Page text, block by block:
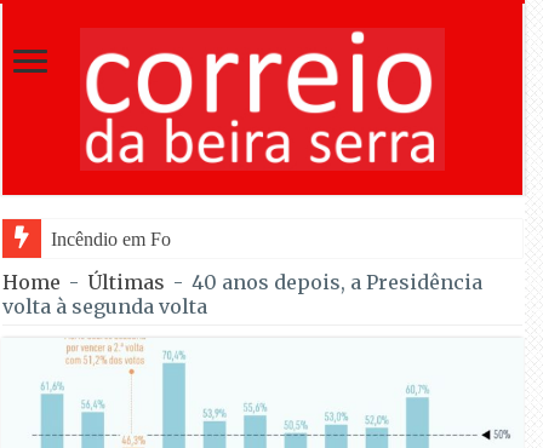
Incêndio em Fornos de Algodres dominado após
Home - Últimas - 40 anos depois, a Presidência
volta à segunda volta